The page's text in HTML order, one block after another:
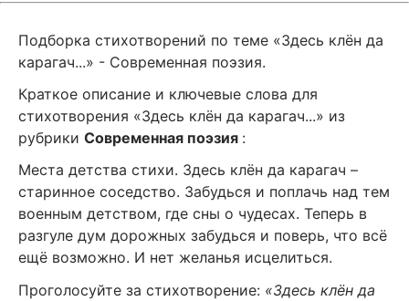
Подборка стихотворений по теме «Здесь клён да
карагач...» - Современная поэзия.
Краткое описание и ключевые слова для
стихотворения «Здесь клён да карагач...» из
рубрики Современная поэзия :
Места детства стихи. Здесь клён да карагач –
старинное соседство. Забудься и поплачь над тем
военным детством, где сны о чудесах. Теперь в
разгуле дум дорожных забудься и поверь, что всё
ещё возможно. И нет желанья исцелиться.
Проголосуйте за стихотворение: «Здесь клён да